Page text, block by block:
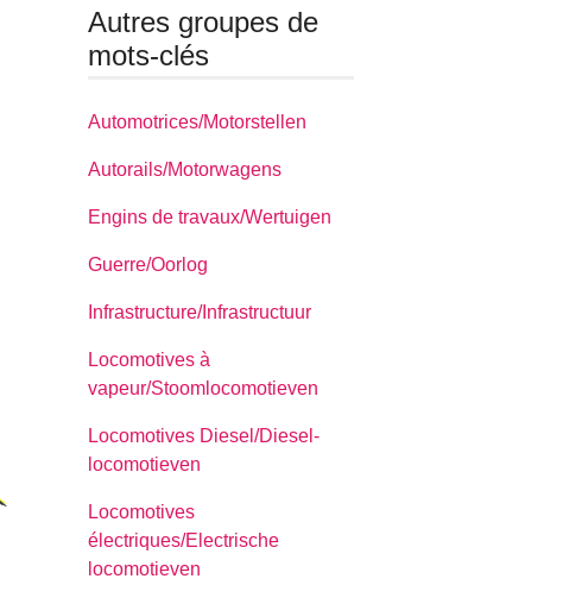
Autres groupes de
mots-clés
Automotrices/Motorstellen
Autorails/Motorwagens
Engins de travaux/Wertuigen
Guerre/Oorlog
Infrastructure/Infrastructuur
Locomotives à
vapeur/Stoomlocomotieven
Locomotives Diesel/Diesel-
locomotieven
Locomotives
électriques/Electrische
locomotieven